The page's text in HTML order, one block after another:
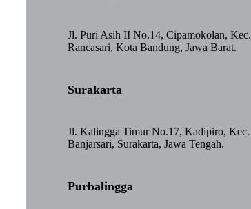
Jl. Puri Asih II No.14, Cipamokolan, Kec.
Rancasari, Kota Bandung, Jawa Barat.
Surakarta
Jl. Kalingga Timur No.17, Kadipiro, Kec.
Banjarsari, Surakarta, Jawa Tengah.
Purbalingga